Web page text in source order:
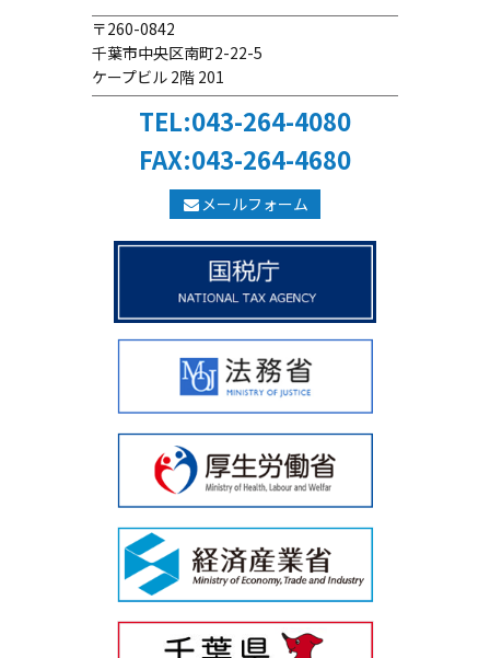
〒260-0842
千葉市中央区南町2-22-5
ケープビル 2階 201
TEL:043-264-4080
FAX:043-264-4680
メールフォーム